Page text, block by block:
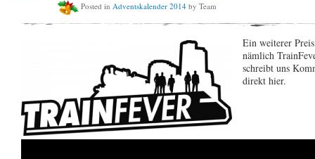
Posted in Adventskalender 2014 by Team
Ein weiterer
nämlich
schreibt uns
direkt hier.